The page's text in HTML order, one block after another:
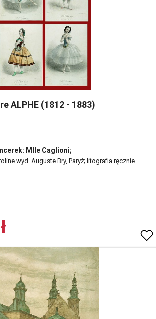
ALPHE (1812 - 1883)
Mlle Caglioni;
wyd. Auguste Bry, Paryż; litografia ręcznie